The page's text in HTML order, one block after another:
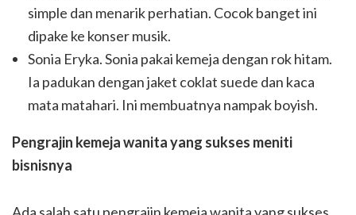
simple dan menarik perhatian. Cocok banget ini
dipake ke konser musik.
Sonia Eryka. Sonia pakai kemeja dengan rok hitam.
Ia padukan dengan jaket coklat suede dan kaca
mata matahari. Ini membuatnya nampak boyish.
Pengrajin kemeja wanita yang sukses meniti
bisnisnya